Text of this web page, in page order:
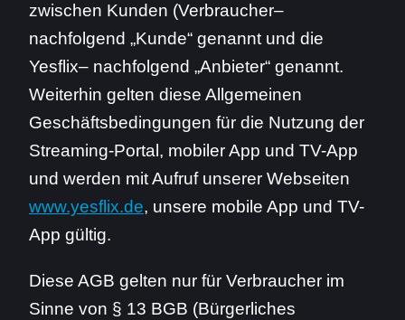
zwischen Kunden (Verbraucher–
nachfolgend „Kunde“ genannt und die
Yesflix– nachfolgend „Anbieter“ genannt.
Weiterhin gelten diese Allgemeinen
Geschäftsbedingungen für die Nutzung der
Streaming-Portal, mobiler App und TV-App
und werden mit Aufruf unserer Webseiten
www.yesflix.de, unsere mobile App und TV-
App gültig.
Diese AGB gelten nur für Verbraucher im
Sinne von § 13 BGB (Bürgerliches